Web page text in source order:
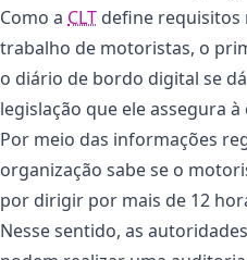
Como a CLT define requisitos
trabalho de motoristas, o
o diário de bordo digital se
legislação que ele assegura à
Por meio das informações
organização sabe se o
por dirigir por mais de 12
Nesse sentido, as